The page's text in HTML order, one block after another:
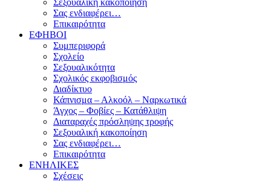
Σεξουαλική κακοποίηση
Σας ενδιαφέρει…
Επικαιρότητα
ΕΦΗΒΟΙ
Συμπεριφορά
Σχολείο
Σεξουαλικότητα
Σχολικός εκφοβισμός
Διαδίκτυο
Κάπνισμα – Αλκοόλ – Ναρκωτικά
Άγχος – Φοβίες – Κατάθλιψη
Διαταραχές πρόσληψης τροφής
Σεξουαλική κακοποίηση
Σας ενδιαφέρει…
Επικαιρότητα
ΕΝΗΛΙΚΕΣ
Σχέσεις